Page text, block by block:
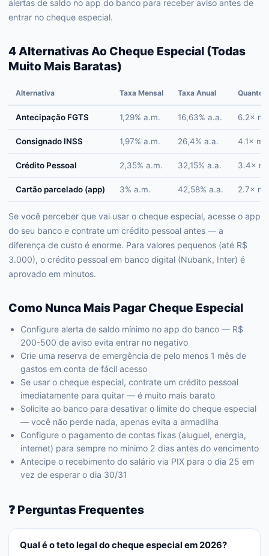
alertas de saldo no app do banco para receber aviso antes de
entrar no cheque especial.
4 Alternativas Ao Cheque Especial (Todas
Muito Mais Baratas)
Alternativa Taxa Mensal Taxa Anual Quanto
Antecipação FGTS 1,29% a.m. 16,63% a.a. 6.2×
Consignado INSS 1,97% a.m. 26,4% a.a. 4.1×
Crédito Pessoal 2,35% a.m. 32,15% a.a. 3.4×
Cartão parcelado (app) 3% a.m. 42,58% a.a. 2.7×
Se você perceber que vai usar o cheque especial, acesse o app
do seu banco e contrate um crédito pessoal antes — a
diferença de custo é enorme. Para valores pequenos (até R$
3.000), o crédito pessoal em banco digital (Nubank, Inter) é
aprovado em minutos.
Como Nunca Mais Pagar Cheque Especial
Configure alerta de saldo mínimo no app do banco — R$
200-500 de aviso evita entrar no negativo
Crie uma reserva de emergência de pelo menos 1 mês de
gastos em conta de fácil acesso
Se usar o cheque especial, contrate um crédito pessoal
imediatamente para quitar — é muito mais barato
Solicite ao banco para desativar o limite do cheque especial
— você não perde nada, apenas evita a armadilha
Configure o pagamento de contas fixas (aluguel, energia,
internet) para sempre no mínimo 2 dias antes do vencimento
Antecipe o recebimento do salário via PIX para o dia 25 em
vez de esperar o dia 30/31
❓ Perguntas Frequentes
Qual é o teto legal do cheque especial em 2026?